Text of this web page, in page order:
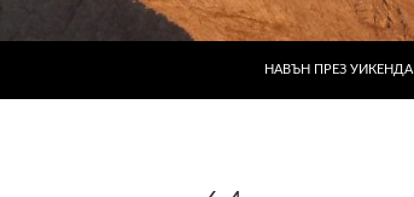
НАВЪН ПРЕЗ УИКЕНДА